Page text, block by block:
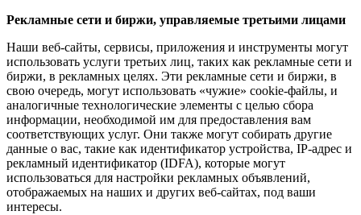
Рекламные сети и биржи, управляемые третьими лицами
Наши веб-сайты, сервисы, приложения и инструменты могут
использовать услуги третьих лиц, таких как рекламные сети и
биржи, в рекламных целях. Эти рекламные сети и биржи, в
свою очередь, могут использовать «чужие» cookie-файлы, и
аналогичные технологические элементы с целью сбора
информации, необходимой им для предоставления вам
соответствующих услуг. Они также могут собирать другие
данные о вас, такие как идентификатор устройства, IP-адрес и
рекламный идентификатор (IDFA), которые могут
использоваться для настройки рекламных объявлений,
отображаемых на наших и других веб-сайтах, под ваши
интересы.